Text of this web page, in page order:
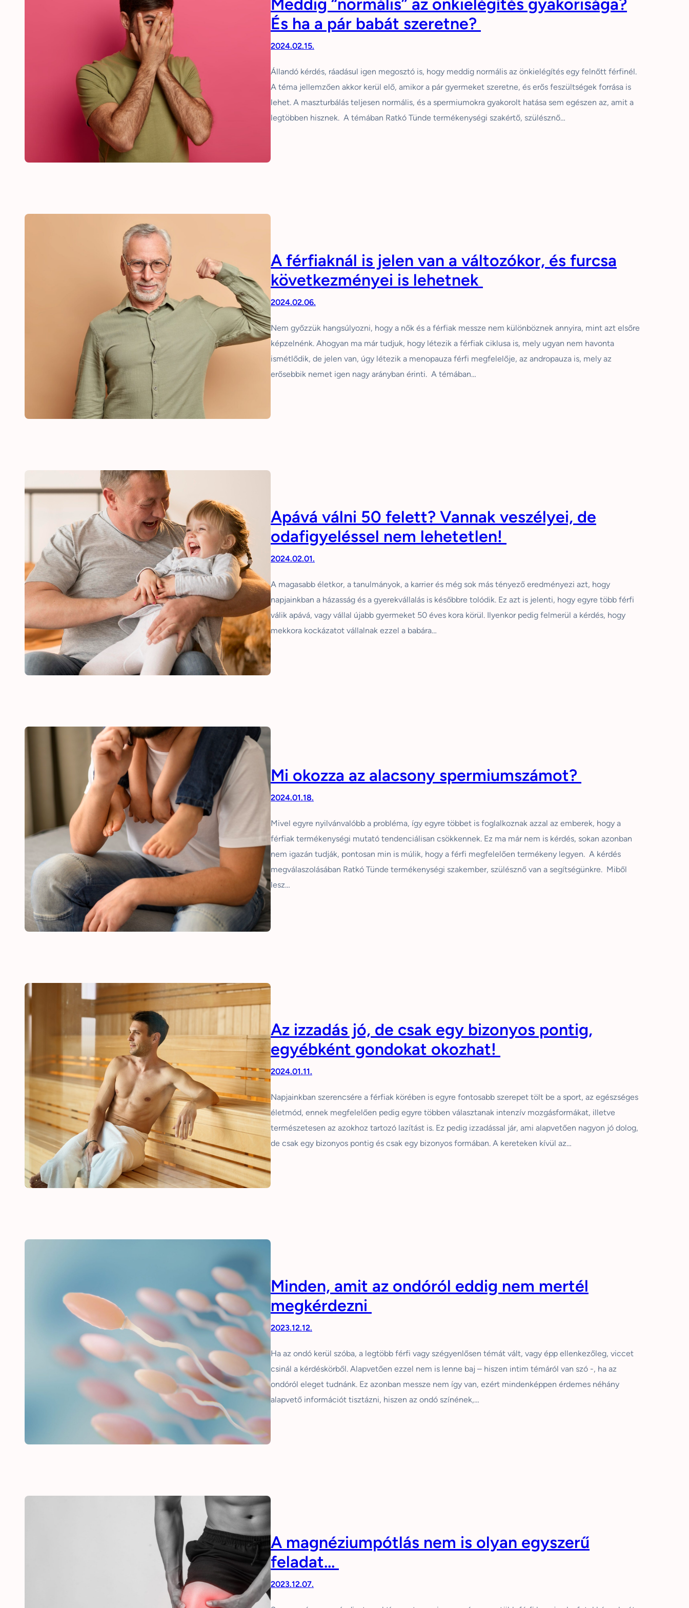
És ha a pár babát szeretne?
2024.02.15.
Állandó kérdés, ráadásul igen megosztó is, hogy meddig normális az önkielégítés egy felnőtt férfinél.
A téma jellemzően akkor kerül elő, amikor a pár gyermeket szeretne, és erős feszültségek forrása is
lehet. A maszturbálás teljesen normális, és a spermiumokra gyakorolt hatása sem egészen az, amit a
legtöbben hisznek. A témában Ratkó Tünde termékenységi szakértő, szülésznő…
A férfiaknál is jelen van a változókor, és furcsa
következményei is lehetnek
2024.02.06.
Nem győzzük hangsúlyozni, hogy a nők és a férfiak messze nem különböznek annyira, mint azt elsőre
képzelnénk. Ahogyan ma már tudjuk, hogy létezik a férfiak ciklusa is, mely ugyan nem havonta
ismétlődik, de jelen van, úgy létezik a menopauza férfi megfelelője, az andropauza is, mely az
erősebbik nemet igen nagy arányban érinti. A témában…
Apává válni 50 felett? Vannak veszélyei, de
odafigyeléssel nem lehetetlen!
2024.02.01.
A magasabb életkor, a tanulmányok, a karrier és még sok más tényező eredményezi azt, hogy
napjainkban a házasság és a gyerekvállalás is későbbre tolódik. Ez azt is jelenti, hogy egyre több férfi
válik apává, vagy vállal újabb gyermeket 50 éves kora körül. Ilyenkor pedig felmerül a kérdés, hogy
mekkora kockázatot vállalnak ezzel a babára…
Mi okozza az alacsony spermiumszámot?
2024.01.18.
Mivel egyre nyilvánvalóbb a probléma, így egyre többet is foglalkoznak azzal az emberek, hogy a
férfiak termékenységi mutató tendenciálisan csökkennek. Ez ma már nem is kérdés, sokan azonban
nem igazán tudják, pontosan min is múlik, hogy a férfi megfelelően termékeny legyen. A kérdés
megválaszolásában Ratkó Tünde termékenységi szakember, szülésznő van a segítségünkre. Miből
lesz…
Az izzadás jó, de csak egy bizonyos pontig,
egyébként gondokat okozhat!
2024.01.11.
Napjainkban szerencsére a férfiak körében is egyre fontosabb szerepet tölt be a sport, az egészséges
életmód, ennek megfelelően pedig egyre többen választanak intenzív mozgásformákat, illetve
természetesen az azokhoz tartozó lazítást is. Ez pedig izzadással jár, ami alapvetően nagyon jó dolog,
de csak egy bizonyos pontig és csak egy bizonyos formában. A kereteken kívül az…
Minden, amit az ondóról eddig nem mertél
megkérdezni
2023.12.12.
Ha az ondó kerül szóba, a legtöbb férfi vagy szégyenlősen témát vált, vagy épp ellenkezőleg, viccet
csinál a kérdéskörből. Alapvetően ezzel nem is lenne baj – hiszen intim témáról van szó -, ha az
ondóról eleget tudnánk. Ez azonban messze nem így van, ezért mindenképpen érdemes néhány
alapvető információt tisztázni, hiszen az ondó színének,…
A magnéziumpótlás nem is olyan egyszerű
feladat…
2023.12.07.